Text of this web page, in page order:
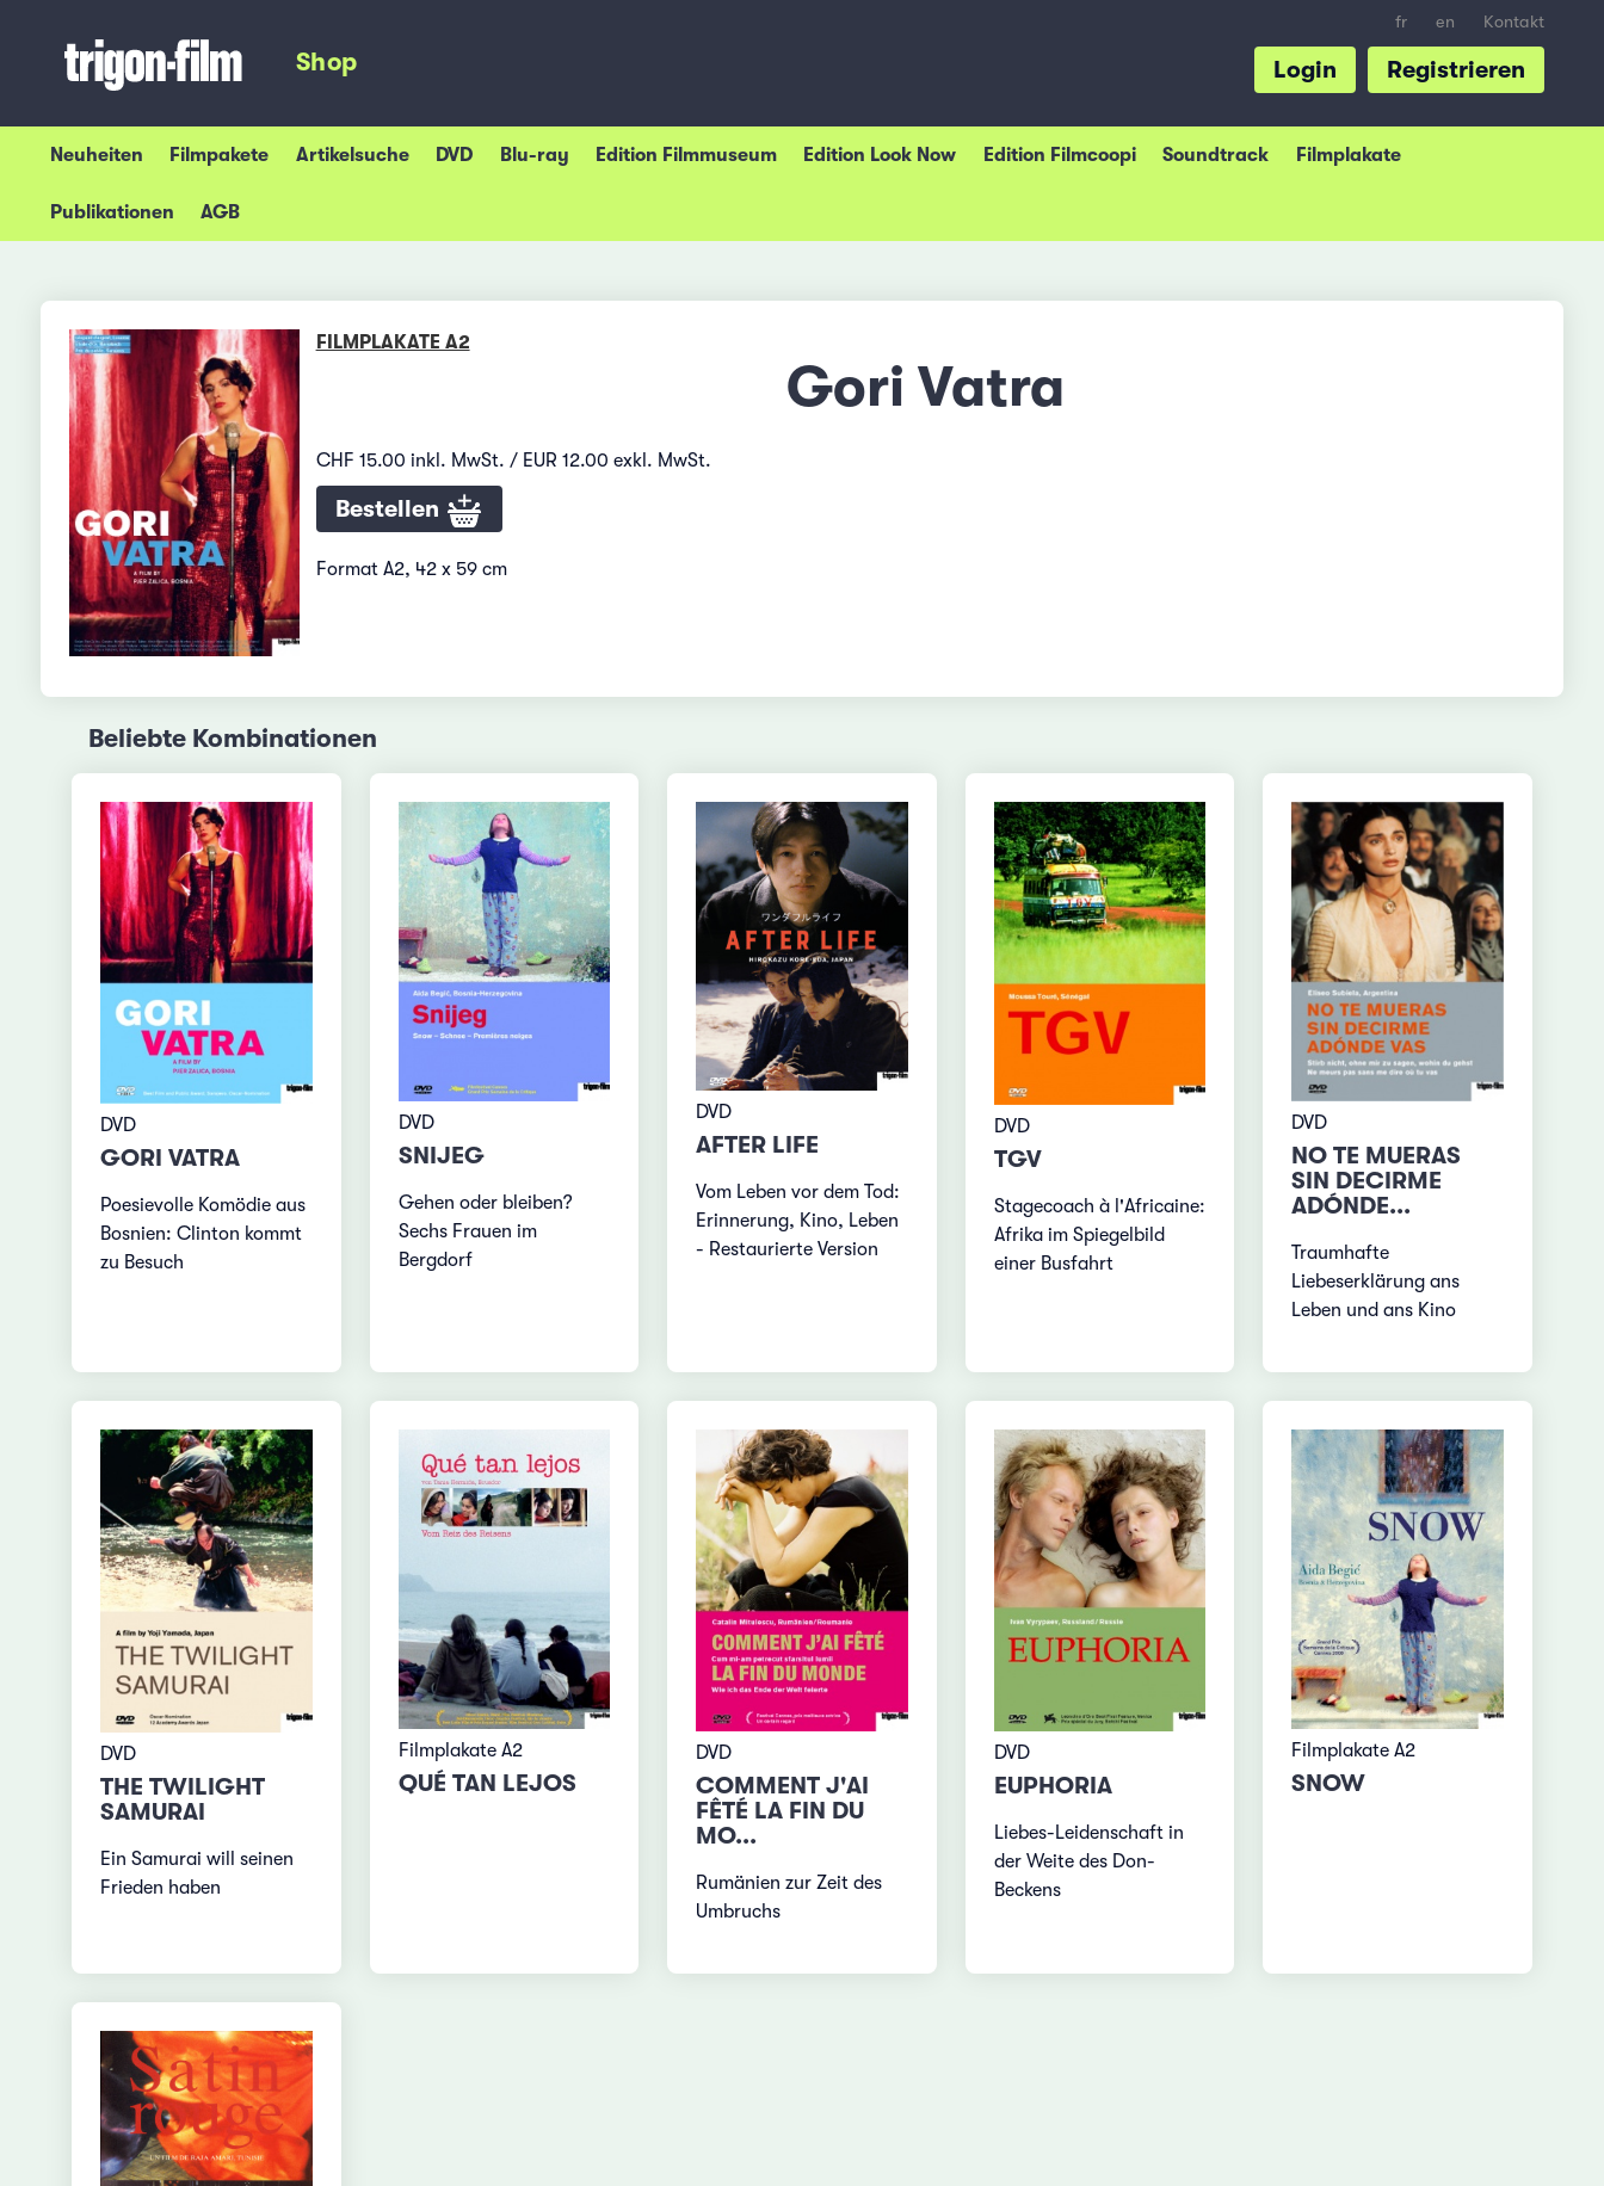
fr en Kontakt
Shop Registrieren
Login
Neuheiten Filmpakete Artikelsuche DVD Blu-ray Edition Filmmuseum Edition Look Now Edition Filmcoopi Soundtrack Filmplakate
Publikationen AGB
FILMPLAKATE A2
Gori Vatra
CHF 15.00 inkl. MwSt. / EUR 12.00 exkl. MwSt.
Bestellen
Format A2, 42 x 59 cm
Beliebte Kombinationen
DVD
GORI VATRA
Poesievolle Komödie aus
Bosnien: Clinton kommt
zu Besuch
DVD
SNIJEG
Gehen oder bleiben?
Sechs Frauen im
Bergdorf
DVD
AFTER LIFE
Vom Leben vor dem Tod:
Erinnerung, Kino, Leben
- Restaurierte Version
DVD
TGV
Stagecoach à l'Africaine:
Afrika im Spiegelbild
einer Busfahrt
DVD
NO TE MUERAS
SIN DECIRME
ADÓNDE...
Traumhafte
Liebeserklärung ans
Leben und ans Kino
DVD
THE TWILIGHT
SAMURAI
Ein Samurai will seinen
Frieden haben
Filmplakate A2
QUÉ TAN LEJOS
DVD
COMMENT J'AI
FÊTÉ LA FIN DU
MO...
Rumänien zur Zeit des
Umbruchs
DVD
EUPHORIA
Liebes-Leidenschaft in
der Weite des Don-
Beckens
Filmplakate A2
SNOW